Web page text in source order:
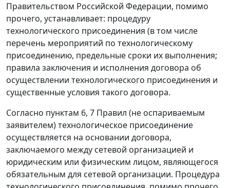
Правительством Российской Федерации, помимо
прочего, устанавливает: процедуру
технологического присоединения (в том числе
перечень мероприятий по технологическому
присоединению, предельные сроки их выполнения;
правила заключения и исполнения договора об
осуществлении технологического присоединения и
существенные условия такого договора.
Согласно пунктам 6, 7 Правил (не оспариваемым
заявителем) технологическое присоединение
осуществляется на основании договора,
заключаемого между сетевой организацией и
юридическим или физическим лицом, являющегося
обязательным для сетевой организации. Процедура